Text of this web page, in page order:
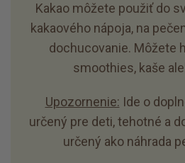
Kakao môžete použiť do
kakaového nápoja, na
dochucovanie. Môžete
smoothies, kaše
Upozornenie: Ide o
určený pre deti, tehotné a
určený ako náhrada